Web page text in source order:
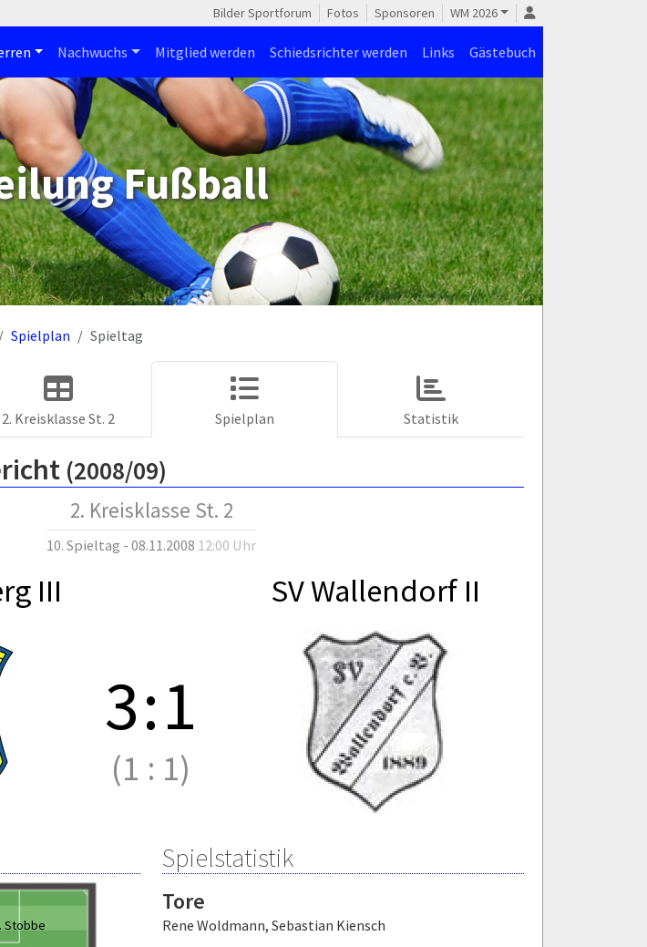
Bilder Sportforum Fotos Sponsoren WM 2026
Nachwuchs Mitglied werden Schiedsrichter werden Links Gästebuch
Fußball
Spielplan Spieltag
2. Kreisklasse St. 2 Spielplan Statistik
(2008/09)
2. Kreisklasse St. 2
10. Spieltag - 08.11.2008 12:00 Uhr
III SV Wallendorf II
3:1
(1 : 1)
Stobbe
Spielstatistik
Tore
Rene Woldmann, Sebastian Kiensch